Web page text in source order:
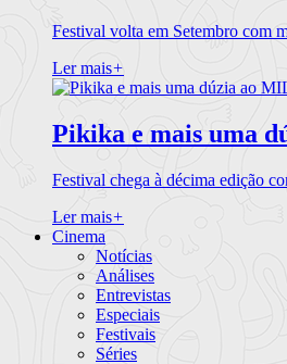
Festival volta em Setembro com
Ler mais+
Pikika e mais uma
Festival chega à décima edição
Ler mais+
Cinema
Notícias
Análises
Entrevistas
Especiais
Festivais
Séries